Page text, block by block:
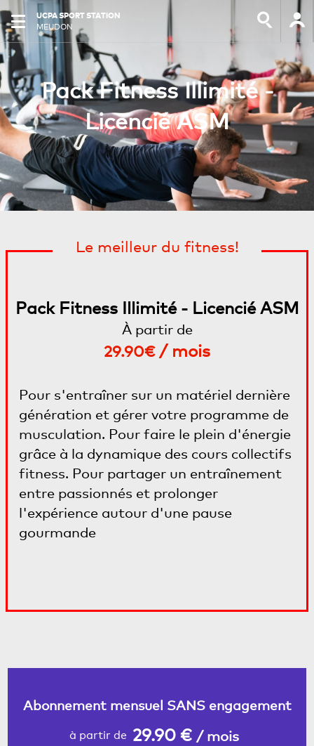
UCPA SPORT STATION
MEUDON
Pack Fitness Illimité -
Licencié ASM
Le meilleur du fitness!
Pack Fitness Illimité - Licencié ASM
À partir de
29.90€/ mois
Pour s'entraîner sur un matériel dernière
génération et gérer votre programme de
musculation. Pour faire le plein d'énergie
grâce à la dynamique des cours collectifs
fitness. Pour partager un entraînement
entre passionnés et prolonger
l'expérience autour d'une pause
gourmande
Abonnement mensuel SANS engagement
à partir de 29.90 € / mois